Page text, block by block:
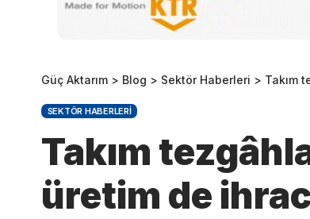
Güç Aktarım > Blog > Sektör Haberleri > Takım
SEKTÖR HABERLERI
Takım
üretim de